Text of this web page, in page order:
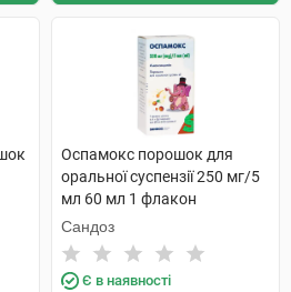
Оспамокс порошок для
оральної суспензії 250 мг/5
мл 60 мл 1 флакон
Сандоз
Є в наявності